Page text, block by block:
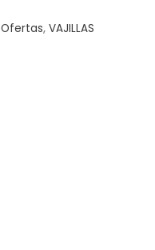
Ofertas, VAJILLAS